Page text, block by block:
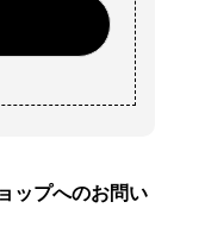
ップへのお問い